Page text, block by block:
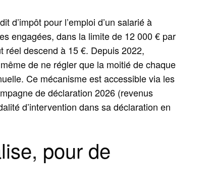
d’impôt pour l’emploi d’un salarié à
engagées, dans la limite de 12 000 € par
réel descend à 15 €. Depuis 2022,
de ne régler que la moitié de chaque
Ce mécanisme est accessible via les
de déclaration 2026 (revenus
d’intervention dans sa déclaration en
pour de